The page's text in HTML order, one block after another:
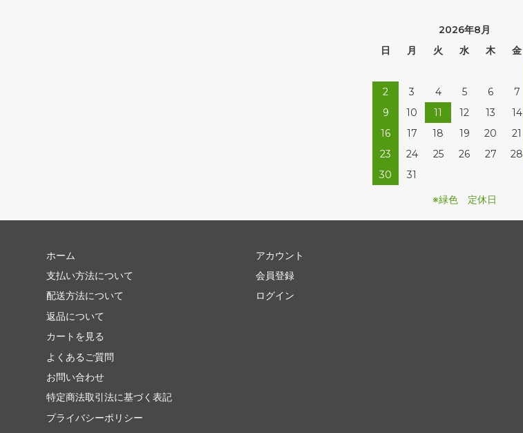
2026年8月
日
月 火 水 木 金
2
3 4 5 6 7
9
10 11 12 13 14
16
17 18 19 20 21
23
24 25 26 27 28
30
31
※緑色 定休日
ホーム
支払い方法について
配送方法について
返品について
カートを見る
よくあるご質問
お問い合わせ
特定商法取引法に基づく表記
プライバシーポリシー
アカウント
会員登録
ログイン